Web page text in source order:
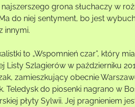
grona słuchaczy w
do niej sentyment, bo jest
innymi.
to „Wspomnień czar”, który
Listy Szlagierów w październiku
zamieszkujący obecnie
Teledysk do piosenki nagrano w
płyty Sylwii. Jej pragnieniem